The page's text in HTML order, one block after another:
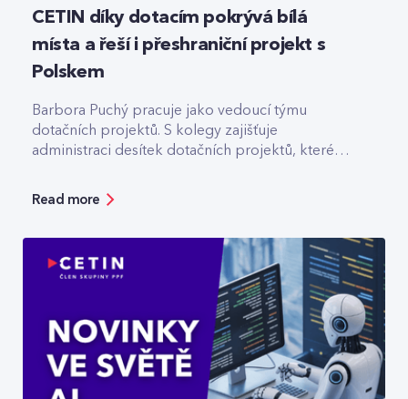
CETIN díky dotacím pokrývá bílá
místa a řeší i přeshraniční projekt s
Polskem
Barbora Puchý pracuje jako vedoucí týmu
dotačních projektů. S kolegy zajišťuje
administraci desítek dotačních projektů, které
lokalitách.
Read more